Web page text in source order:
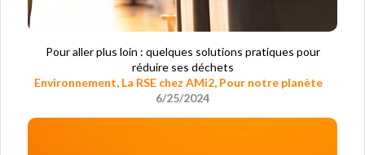
Pour aller plus loin : quelques solutions pratiques pour
réduire ses déchets
Environnement, La RSE chez AMi2, Pour notre planète
6/25/2024